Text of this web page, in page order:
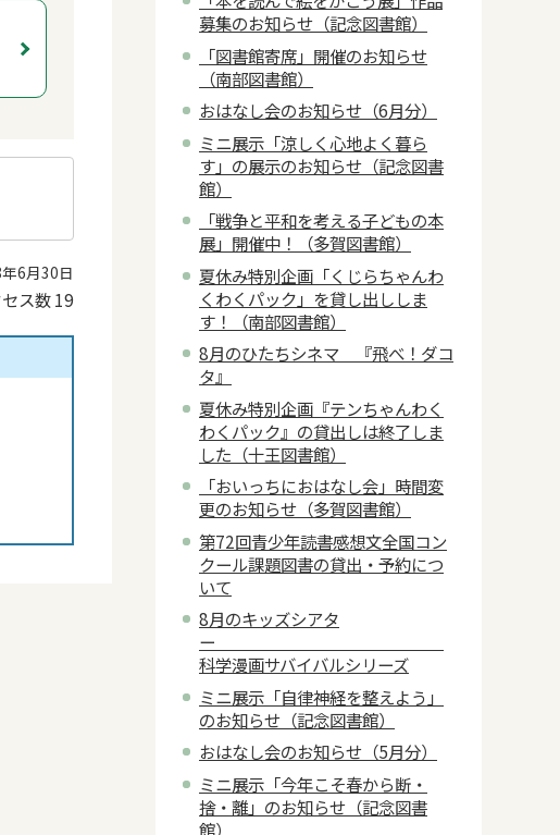
6月30日
ス数19
募集のお知らせ（記念図書館）
「図書館寄席」開催のお知らせ
（南部図書館）
おはなし会のお知らせ（6月分）
ミニ展示「涼しく心地よく暮ら
す」の展示のお知らせ（記念図書
館）
「戦争と平和を考える子どもの本
展」開催中！（多賀図書館）
夏休み特別企画「くじらちゃんわ
くわくパック」を貸し出ししま
す！（南部図書館）
8月のひたちシネマ 『飛べ！ダコ
タ』
夏休み特別企画『テンちゃんわく
わくパック』の貸出しは終了しま
した（十王図書館）
「おいっちにおはなし会」時間変
更のお知らせ（多賀図書館）
第72回青少年読書感想文全国コン
クール課題図書の貸出・予約につ
いて
8月のキッズシアタ
ー
科学漫画サバイバルシリーズ
ミニ展示「自律神経を整えよう」
のお知らせ（記念図書館）
おはなし会のお知らせ（5月分）
ミニ展示「今年こそ春から断・
捨・離」のお知らせ（記念図書
館）